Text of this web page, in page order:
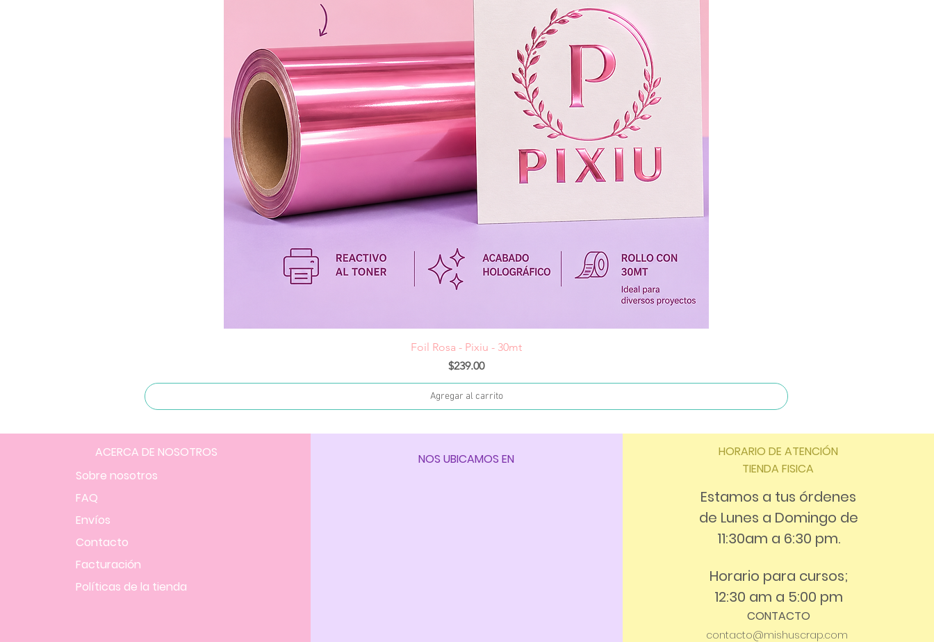
Vista rápida
Foil Rosa - Pixiu - 30mt
Precio
$239.00
Agregar al carrito
ACERCA DE NOSOTROS
Sobre nosotros
FAQ
Envíos
Contacto
Facturación
Políticas de la tienda
NOS UBICAMOS EN
HORARIO DE ATENCIÓN
TIENDA FISICA
Estamos a tus órdenes
de Lunes a Domingo de
11:30am a 6:30 pm.
Horario para cursos;
12:30 am a 5:00 pm
CONTACTO
contacto@mishuscrap.com